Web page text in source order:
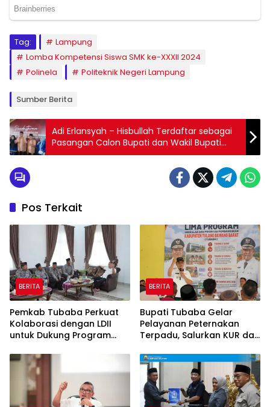
Tag:
Lampung
Lomba Kompetensi Siswa SMK ke-XXXII 2024
Polinela
Politeknik Negeri Lampung
Sumber Berita
Adi Erlansyah – Hisbullah Terdaftar sebagai
Pasangan Calon Bupati dan Wakil Bupati
Pringsewu Pertama oleh PAN dan Demokrat
Pos Terkait
BERITA
Pemkab Tubaba Perkuat
Kolaborasi dengan LDII
untuk Dukung Program
BERITA
Bupati Tubaba Gelar
Pelayanan Peternakan
Terpadu, Salurkan KUR dan
Ketenagakerjaan